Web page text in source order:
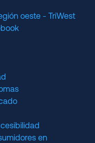
oeste - TriWest
en